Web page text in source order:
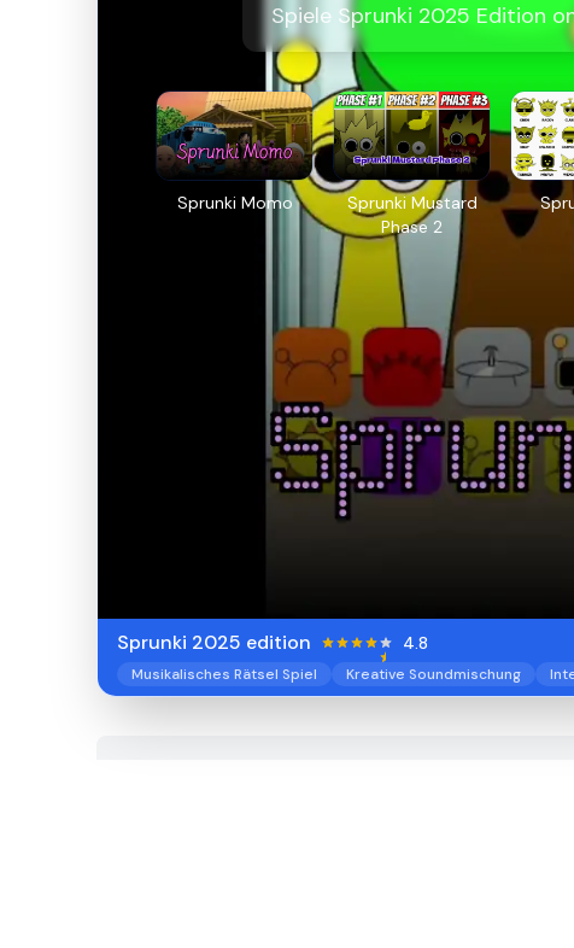
Spiele Sprunki 2025 Edition
Sprunki Momo
Sprunki Mustard
Phase 2
Sprunki 2025 edition 4.8
Musikalisches Rätsel Spiel Kreative Soundmischung